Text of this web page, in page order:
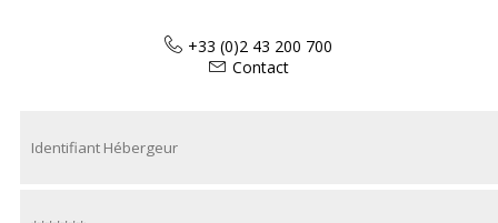
+33 (0)2 43 200 700
Contact